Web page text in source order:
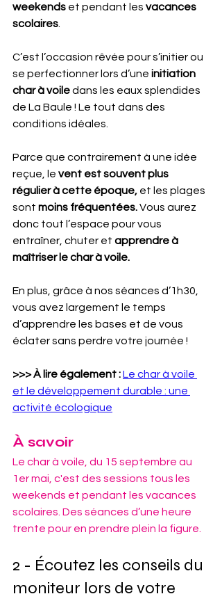
weekends et pendant les vacances
scolaires.
C’est l’occasion rêvée pour s’initier ou
se perfectionner lors d’une initiation
char à voile dans les eaux splendides
de La Baule ! Le tout dans des
conditions idéales.
Parce que contrairement à une idée
reçue, le vent est souvent plus
régulier à cette époque, et les plages
sont moins fréquentées. Vous aurez
donc tout l’espace pour vous
entraîner, chuter et apprendre à
maîtriser le char à voile.
En plus, grâce à nos séances d’1h30,
vous avez largement le temps
d’apprendre les bases et de vous
éclater sans perdre votre journée !
>>> À lire également : Le char à voile
et le développement durable : une
activité écologique
À savoir
Le char à voile, du 15 septembre au
1er mai, c'est des sessions tous les
weekends et pendant les vacances
scolaires. Des séances d’une heure
trente pour en prendre plein la figure.
2 - Écoutez les conseils du
moniteur lors de votre